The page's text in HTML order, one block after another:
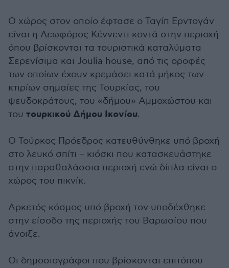
Ο χώρος στον οποίο έφτασε ο Ταγίπ Ερντογάν
είναι η Λεωφόρος Κέννεντι κοντά στην περιοχή
όπου βρίσκονται τα τουριστικά καταλύματα
Σερενίσιμα και Joulia house, από τις οροφές
των οποίων έχουν κρεμάσει κατά μήκος των
κτιρίων σημαίες της Τουρκίας, του
ψευδοκράτους, του «δήμου» Αμμοχώστου και
του τουρκικού Δήμου Ικονίου.
Ο Τούρκος Πρόεδρος κατευθύνθηκε υπό βροχή
στο λευκό σπίτι – κιόσκι που κατασκευάστηκε
στην παραθαλάσσια περιοχή ενώ δίπλα είναι ο
χώρος του πικνίκ.
Αρκετός κόσμος υπό βροχή τον υποδέχθηκε
στην είσοδο της περιοχής του Βαρωσίου που
άνοιξε.
Οι δημοσιογράφοι που βρίσκονται επιτόπου